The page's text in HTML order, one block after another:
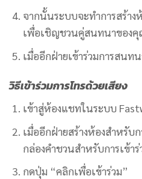
จากนั้นระบบจะทำการสร้า
เพื่อเชิญชวนคู่สนทนาของคุ
เมื่ออีกฝ่ายเข้าร่วมการสนท
วิธีเข้าร่วมการโทรด้วยเสียง
เข้าสู่ห้องแชทในระบบ
เมื่ออีกฝ่ายสร้างห้องสำหรับ
กล่องคำชวนสำหรับการเข้า
กดปุ่ม “คลิกเพื่อเข้าร่วม”